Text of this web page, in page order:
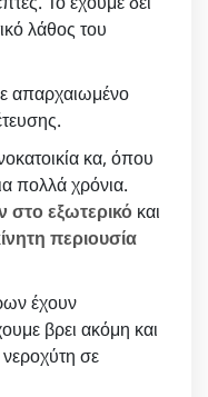
λάθος του
απαρχαιωμένο
κα, όπου
πολλά χρόνια.
στο εξωτερικό και
περιουσία
έχουν
βρει ακόμη και
σε